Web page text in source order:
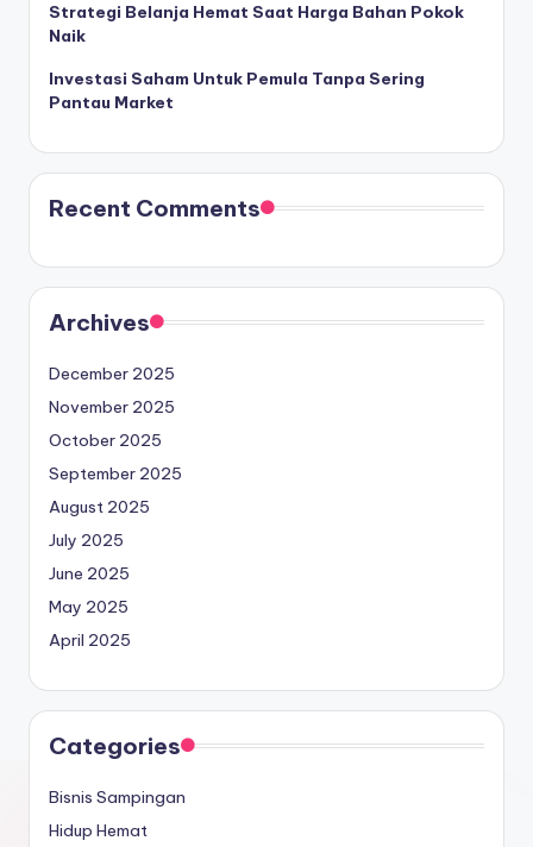
Strategi Belanja Hemat Saat Harga Bahan Pokok
Naik
Investasi Saham Untuk Pemula Tanpa Sering
Pantau Market
Recent Comments
Archives
December 2025
November 2025
October 2025
September 2025
August 2025
July 2025
June 2025
May 2025
April 2025
Categories
Bisnis Sampingan
Hidup Hemat